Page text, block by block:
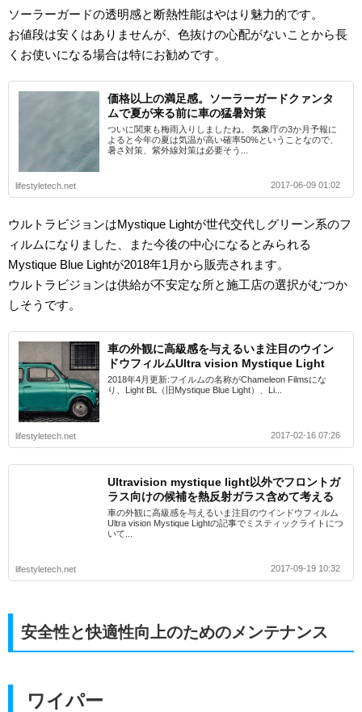
ソーラーガードの透明感と断熱性能はやはり魅力的です。
お値段は安くはありませんが、色抜けの心配がないことから長
くお使いになる場合は特にお勧めです。
価格以上の満足感。ソーラーガードクァンタ
ムで夏が来る前に車の猛暑対策
ついに関東も梅雨入りしましたね。 気象庁の3か月予報に
よると今年の夏は気温が高い確率50%ということなので、
暑さ対策、紫外線対策は必要そう...
lifestyletech.net 2017-06-09 01:02
ウルトラビジョンはMystique Lightが世代交代しグリーン系のフ
ィルムになりました、また今後の中心になるとみられる
Mystique Blue Lightが2018年1月から販売されます。
ウルトラビジョンは供給が不安定な所と施工店の選択がむつか
しそうです。
車の外観に高級感を与えるいま注目のウイン
ドウフィルムUltra vision Mystique Light
2018年4月更新:フイルムの名称がChameleon Filmsにな
り、Light BL（旧Mystique Blue Light）、Li...
lifestyletech.net 2017-02-16 07:26
Ultravision mystique light以外でフロントガ
ラス向けの候補を熱反射ガラス含めて考える
車の外観に高級感を与えるいま注目のウインドウフィルム
Ultra vision Mystique Lightの記事でミスティックライトにつ
いて...
lifestyletech.net 2017-09-19 10:32
安全性と快適性向上のためのメンテナンス
ワイパー